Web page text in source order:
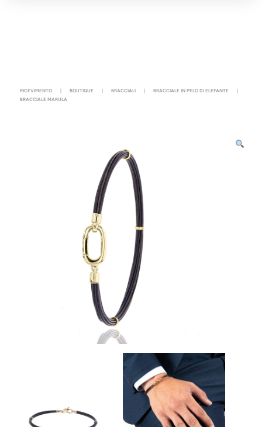
RICEVIMENTO | BOUTIQUE | BRACCIALI | BRACCIALE IN PELO DI ELEFANTE
|
BRACCIALE MARULA